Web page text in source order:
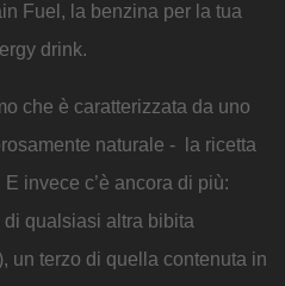
Fuel, la benzina per la tua
drink.
che è caratterizzata da uno
naturale - la ricetta
invece c’è ancora di più:
qualsiasi altra bibita
un terzo di quella contenuta in